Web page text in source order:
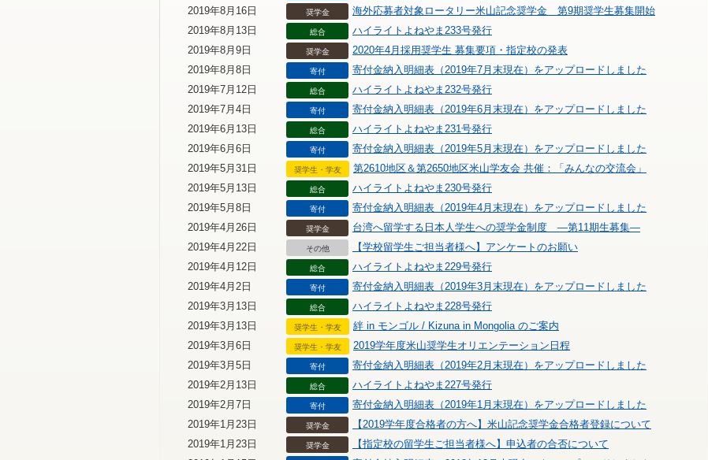
2019年8月16日
奨学金
海外応募者対象ロータリー米山記念奨学金 第9期奨学生募集開始
2019年8月13日
総合
ハイライトよねやま233号発行
2019年8月9日
奨学金
2020年4月採用奨学生 募集要項・指定校の発表
2019年8月8日
寄付
寄付金納入明細表（2019年7月末現在）をアップロードしました
2019年7月12日
総合
ハイライトよねやま232号発行
2019年7月4日
寄付
寄付金納入明細表（2019年6月末現在）をアップロードしました
2019年6月13日
総合
ハイライトよねやま231号発行
2019年6月6日
寄付
寄付金納入明細表（2019年5月末現在）をアップロードしました
2019年5月31日
奨学生・学友
第2610地区＆第2650地区米山学友会 共催：「みんなの交流会」
2019年5月13日
総合
ハイライトよねやま230号発行
2019年5月8日
寄付
寄付金納入明細表（2019年4月末現在）をアップロードしました
2019年4月26日
奨学金
台湾へ留学する日本人学生への奨学金制度 ―第11期生募集―
2019年4月22日
その他
【学校留学生ご担当者様へ】アンケートのお願い
2019年4月12日
総合
ハイライトよねやま229号発行
2019年4月2日
寄付
寄付金納入明細表（2019年3月末現在）をアップロードしました
2019年3月13日
総合
ハイライトよねやま228号発行
2019年3月13日
奨学生・学友
絆 in モンゴル / Kizuna in Mongolia のご案内
2019年3月6日
奨学生・学友
2019学年度米山奨学生オリエンテーション日程
2019年3月5日
寄付
寄付金納入明細表（2019年2月末現在）をアップロードしました
2019年2月13日
総合
ハイライトよねやま227号発行
2019年2月7日
寄付
寄付金納入明細表（2019年1月末現在）をアップロードしました
2019年1月23日
奨学金
【2019学年度合格者の方へ】米山記念奨学金合格者登録について
2019年1月23日
奨学金
【指定校の留学生ご担当者様へ】申込者の合否について